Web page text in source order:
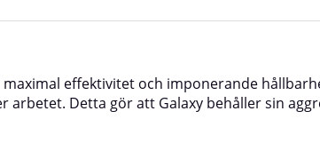
effektivitet och imponerande
Detta gör att Galaxy behåller sin